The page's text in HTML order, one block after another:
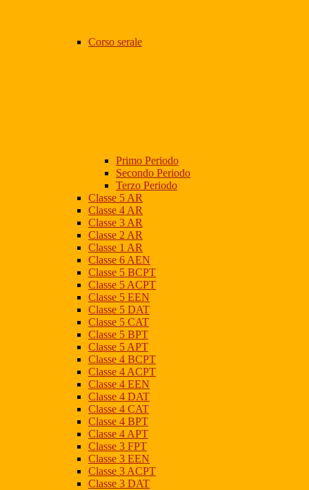
Corso serale
Primo Periodo
Secondo Periodo
Terzo Periodo
Classe 5 AR
Classe 4 AR
Classe 3 AR
Classe 2 AR
Classe 1 AR
Classe 6 AEN
Classe 5 BCPT
Classe 5 ACPT
Classe 5 EEN
Classe 5 DAT
Classe 5 CAT
Classe 5 BPT
Classe 5 APT
Classe 4 BCPT
Classe 4 ACPT
Classe 4 EEN
Classe 4 DAT
Classe 4 CAT
Classe 4 BPT
Classe 4 APT
Classe 3 FPT
Classe 3 EEN
Classe 3 ACPT
Classe 3 DAT